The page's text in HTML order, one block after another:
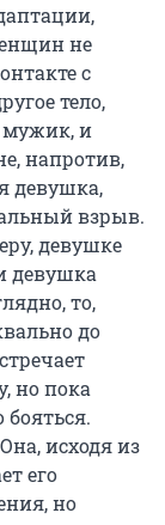
не
с
тело,
мужик, и
напротив,
девушка,
взрыв.
девушке
девушка
то,
до
но пока
исходя из
его
но